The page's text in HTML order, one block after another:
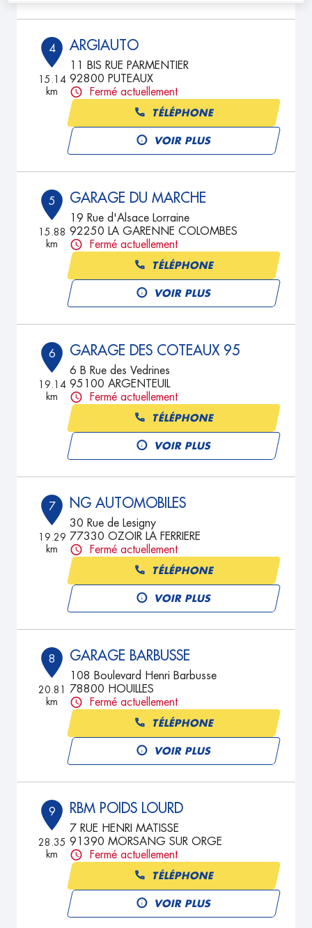
4
15.14
km
ARGIAUTO
11 BIS RUE PARMENTIER
92800 PUTEAUX
Fermé actuellement
TÉLÉPHONE
VOIR PLUS
5
15.88
km
GARAGE DU MARCHE
19 Rue d'Alsace Lorraine
92250 LA GARENNE COLOMBES
Fermé actuellement
TÉLÉPHONE
VOIR PLUS
6
19.14
km
GARAGE DES COTEAUX 95
6 B Rue des Vedrines
95100 ARGENTEUIL
Fermé actuellement
TÉLÉPHONE
VOIR PLUS
7
19.29
km
NG AUTOMOBILES
30 Rue de Lesigny
77330 OZOIR LA FERRIERE
Fermé actuellement
TÉLÉPHONE
VOIR PLUS
8
20.81
km
GARAGE BARBUSSE
108 Boulevard Henri Barbusse
78800 HOUILLES
Fermé actuellement
TÉLÉPHONE
VOIR PLUS
9
28.35
km
RBM POIDS LOURD
7 RUE HENRI MATISSE
91390 MORSANG SUR ORGE
Fermé actuellement
TÉLÉPHONE
VOIR PLUS